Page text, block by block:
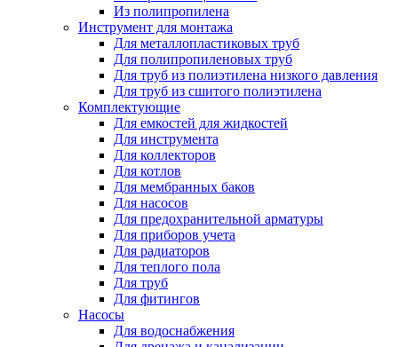
Из полипропилена
Инструмент для монтажа
Для металлопластиковых труб
Для полипропиленовых труб
Для труб из полиэтилена низкого давления
Для труб из сшитого полиэтилена
Комплектующие
Для емкостей для жидкостей
Для инструмента
Для коллекторов
Для котлов
Для мембранных баков
Для насосов
Для предохранительной арматуры
Для приборов учета
Для радиаторов
Для теплого пола
Для труб
Для фитингов
Насосы
Для водоснабжения